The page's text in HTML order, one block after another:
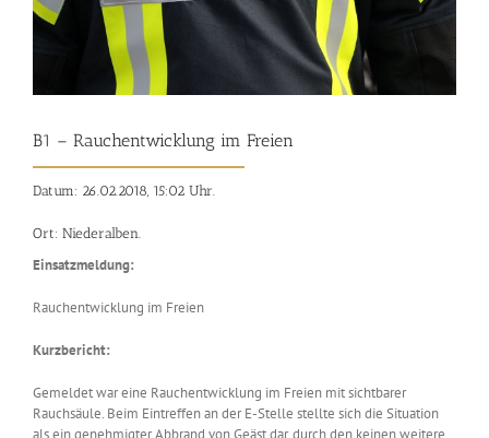
B1 – Rauchentwicklung im Freien
Datum: 26.02.2018, 15:02 Uhr.
Ort: Niederalben.
Einsatzmeldung:
Rauchentwicklung im Freien
Kurzbericht:
Gemeldet war eine Rauchentwicklung im Freien mit sichtbarer
Rauchsäule. Beim Eintreffen an der E-Stelle stellte sich die Situation